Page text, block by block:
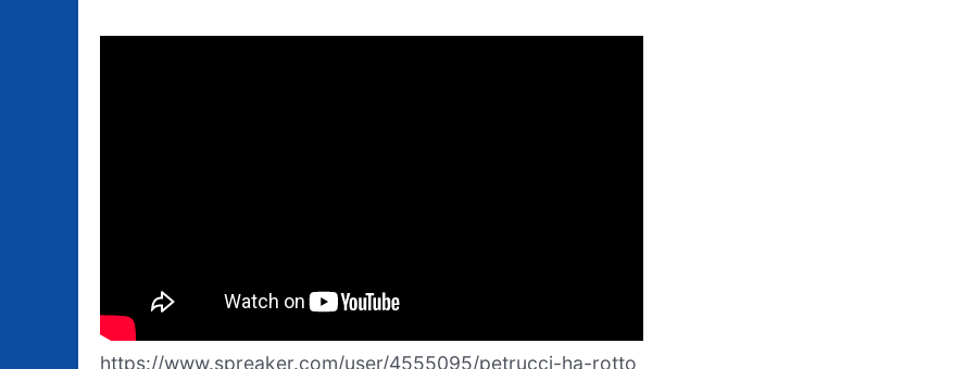
https://www.spreaker.com/user/4555095/petrucci-ha-rotto